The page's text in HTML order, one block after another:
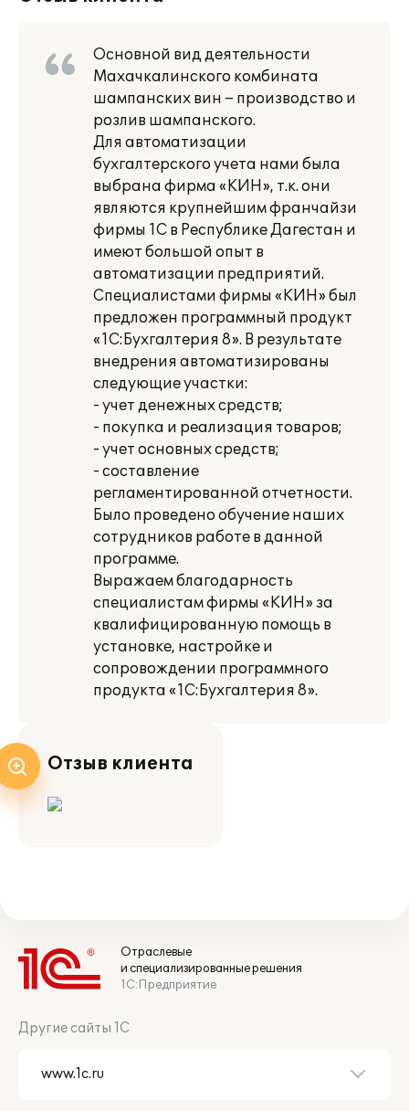
Основной вид деятельности
Махачкалинского комбината
шампанских вин – производство и
розлив шампанского.
Для автоматизации
бухгалтерского учета нами была
выбрана фирма «КИН», т.к. они
являются крупнейшим франчайзи
фирмы 1С в Республике Дагестан и
имеют большой опыт в
автоматизации предприятий.
Специалистами фирмы «КИН» был
предложен программный продукт
«1С:Бухгалтерия 8». В результате
внедрения автоматизированы
следующие участки:
- учет денежных средств;
- покупка и реализация товаров;
- учет основных средств;
- составление
регламентированной отчетности.
Было проведено обучение наших
сотрудников работе в данной
программе.
Выражаем благодарность
специалистам фирмы «КИН» за
квалифицированную помощь в
установке, настройке и
сопровождении программного
продукта «1С:Бухгалтерия 8».
Отзыв клиента
Отраслевые
и специализированные решения
1С:Предприятие
Другие сайты 1С